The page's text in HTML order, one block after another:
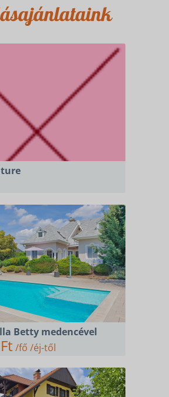
Betty medencével
/fő /éj-től